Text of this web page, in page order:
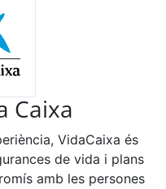
Caixa
VidaCaixa és
de vida i plans
amb les persones